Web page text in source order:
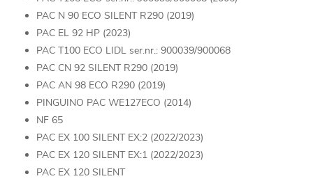
PAC N 90 ECO SILENT R290 (2019)
PAC EL 92 HP (2023)
PAC T100 ECO LIDL ser.nr.: 900039/900068
PAC CN 92 SILENT R290 (2019)
PAC AN 98 ECO R290 (2019)
PINGUINO PAC WE127ECO (2014)
NF 65
PAC EX 100 SILENT EX:2 (2022/2023)
PAC EX 120 SILENT EX:1 (2022/2023)
PAC EX 120 SILENT